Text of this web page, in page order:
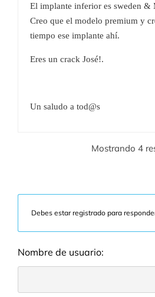
El implante inferior es sweden &
Creo que el modelo premium y
tiempo ese implante ahí.
Eres un crack José!.
Un saludo a tod@s
Mostrando 4
Debes estar registrado para
Nombre de usuario: